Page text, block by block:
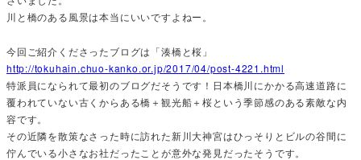
川と橋のある風景は本当にいいですよねー。
今回ご紹介くださったブログは「湊橋と桜」
http://tokuhain.chuo-kanko.or.jp/2017/04/post-4221.html
特派員になられて最初のブログだそうです！日本橋川にかかる高速道路に
覆われていない古くからある橋＋観光船＋桜という季節感のある素敵な内
容です。
その近隣を散策なさった時に訪れた新川大神宮はひっそりとビルの谷間に
佇んでいる小さなお社だったことが意外な発見だったそうです。